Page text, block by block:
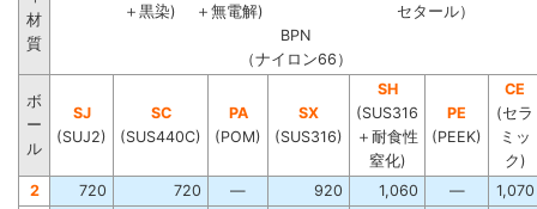
材
質
＋黒染)
＋無電解)
セタール）
BPN
（ナイロン66）
ボ
ー
ル
SJ
(SUJ2)
SC
(SUS440C)
PA
(POM)
SX
(SUS316)
SH
(SUS316
＋耐食性
窒化)
PE
(PEEK)
CE
(セラ
ミッ
ク)
2
720 720 ― 920 1,060 ―
1,070